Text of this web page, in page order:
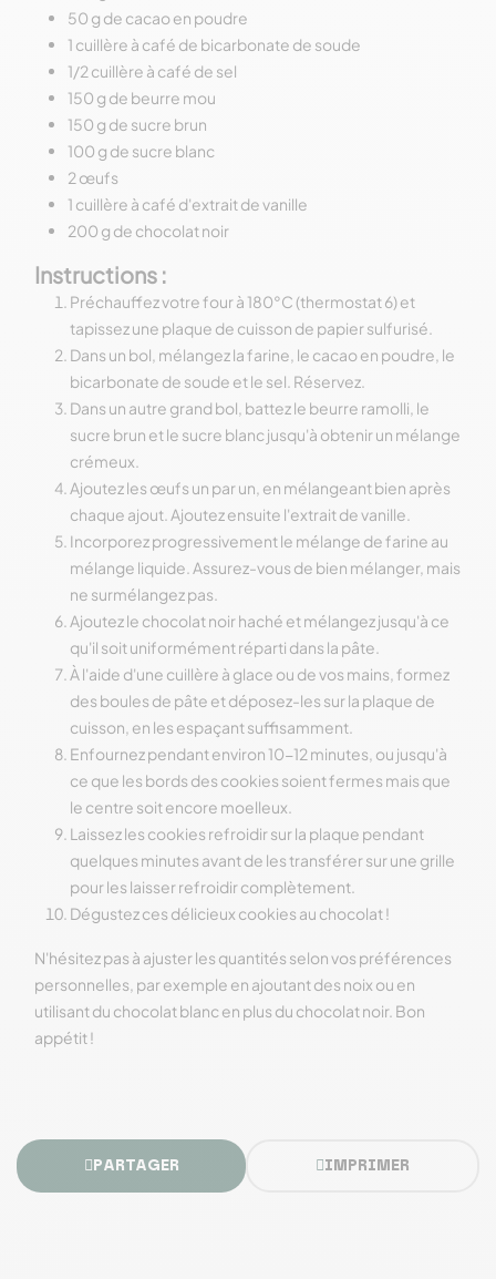
50 g de cacao en poudre
1 cuillère à café de bicarbonate de soude
1/2 cuillère à café de sel
150 g de beurre mou
150 g de sucre brun
100 g de sucre blanc
2 œufs
1 cuillère à café d'extrait de vanille
200 g de chocolat noir
Instructions :
Préchauffez votre four à 180°C (thermostat 6) et
tapissez une plaque de cuisson de papier sulfurisé.
Dans un bol, mélangez la farine, le cacao en poudre, le
bicarbonate de soude et le sel. Réservez.
Dans un autre grand bol, battez le beurre ramolli, le
sucre brun et le sucre blanc jusqu'à obtenir un mélange
crémeux.
Ajoutez les œufs un par un, en mélangeant bien après
chaque ajout. Ajoutez ensuite l'extrait de vanille.
Incorporez progressivement le mélange de farine au
mélange liquide. Assurez-vous de bien mélanger, mais
ne surmélangez pas.
Ajoutez le chocolat noir haché et mélangez jusqu'à ce
qu'il soit uniformément réparti dans la pâte.
À l'aide d'une cuillère à glace ou de vos mains, formez
des boules de pâte et déposez-les sur la plaque de
cuisson, en les espaçant suffisamment.
Enfournez pendant environ 10-12 minutes, ou jusqu'à
ce que les bords des cookies soient fermes mais que
le centre soit encore moelleux.
Laissez les cookies refroidir sur la plaque pendant
quelques minutes avant de les transférer sur une grille
pour les laisser refroidir complètement.
Dégustez ces délicieux cookies au chocolat !
N'hésitez pas à ajuster les quantités selon vos préférences
personnelles, par exemple en ajoutant des noix ou en
utilisant du chocolat blanc en plus du chocolat noir. Bon
appétit !
PARTAGER IMPRIMER